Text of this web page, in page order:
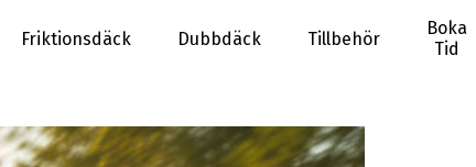
Friktionsdäck Dubbdäck Tillbehör
Boka
Tid